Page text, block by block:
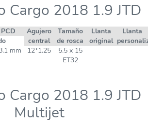
Cargo 2018 1.9 JTD
PCD
Agujero
central
Tamaño
de rosca
Llanta
original
Llanta
mm 12*1.25
5,5 x 15
ET32
Cargo 2018 1.9 JTD
Multijet